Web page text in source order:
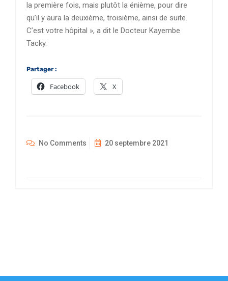
la première fois, mais plutôt la énième, pour dire
qu’il y aura la deuxième, troisième, ainsi de suite.
C’est votre hôpital », a dit le Docteur Kayembe
Tacky.
Partager :
Facebook X
No Comments 20 septembre 2021